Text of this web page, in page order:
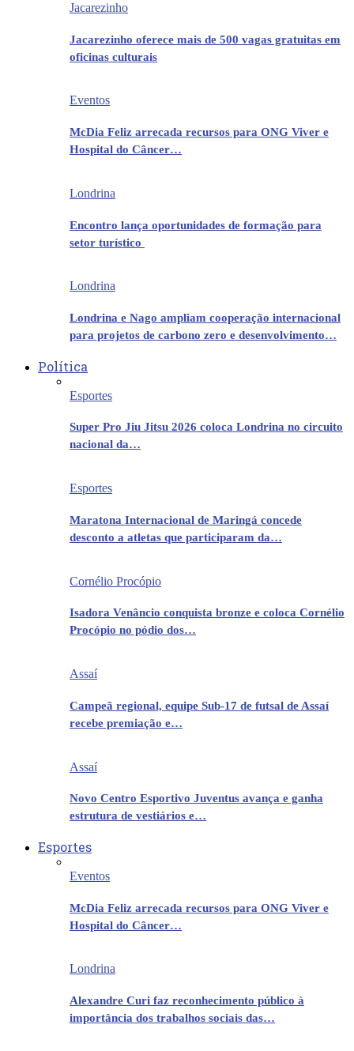
Jacarezinho
Jacarezinho oferece mais de 500 vagas gratuitas em
oficinas culturais
Eventos
McDia Feliz arrecada recursos para ONG Viver e
Hospital do Câncer…
Londrina
Encontro lança oportunidades de formação para
setor turístico
Londrina
Londrina e Nago ampliam cooperação internacional
para projetos de carbono zero e desenvolvimento…
Política
Esportes
Super Pro Jiu Jitsu 2026 coloca Londrina no circuito
nacional da…
Esportes
Maratona Internacional de Maringá concede
desconto a atletas que participaram da…
Cornélio Procópio
Isadora Venâncio conquista bronze e coloca Cornélio
Procópio no pódio dos…
Assaí
Campeã regional, equipe Sub-17 de futsal de Assaí
recebe premiação e…
Assaí
Novo Centro Esportivo Juventus avança e ganha
estrutura de vestiários e…
Esportes
Eventos
McDia Feliz arrecada recursos para ONG Viver e
Hospital do Câncer…
Londrina
Alexandre Curi faz reconhecimento público à
importância dos trabalhos sociais das…